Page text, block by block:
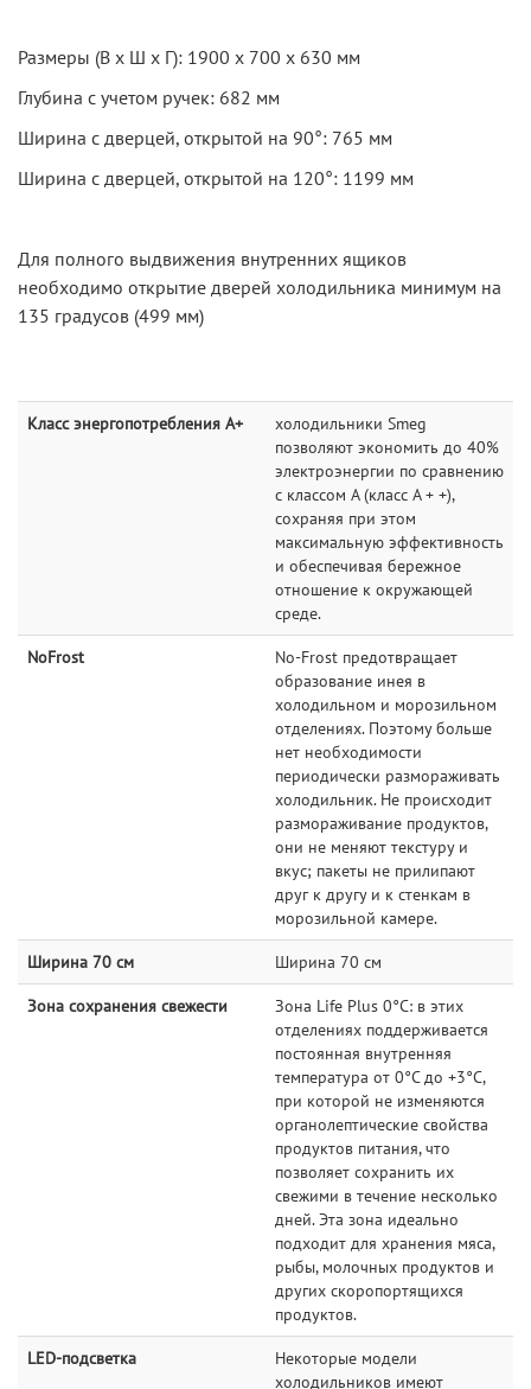
Размеры (В х Ш х Г): 1900 х 700 х 630 мм
Глубина с учетом ручек: 682 мм
Ширина с дверцей, открытой на 90°: 765 мм
Ширина с дверцей, открытой на 120°: 1199 мм
Для полного выдвижения внутренних ящиков
необходимо открытие дверей холодильника минимум на
135 градусов (499 мм)
Класс энергопотребления A+
холодильники Smeg
позволяют экономить до 40%
электроэнергии по сравнению
с классом А (класс A + +),
сохраняя при этом
максимальную эффективность
и обеспечивая бережное
отношение к окружающей
среде.
NoFrost
No-Frost предотвращает
образование инея в
холодильном и морозильном
отделениях. Поэтому больше
нет необходимости
периодически размораживать
холодильник. Не происходит
размораживание продуктов,
они не меняют текстуру и
вкус; пакеты не прилипают
друг к другу и к стенкам в
морозильной камере.
Ширина 70 см Ширина 70 см
Зона сохранения свежести
Зона Life Plus 0°C: в этих
отделениях поддерживается
постоянная внутренняя
температура от 0°C до +3°C,
при которой не изменяются
органолептические свойства
продуктов питания, что
позволяет сохранить их
свежими в течение несколько
дней. Эта зона идеально
подходит для хранения мяса,
рыбы, молочных продуктов и
других скоропортящихся
продуктов.
LED-подсветка
Некоторые модели
холодильников имеют